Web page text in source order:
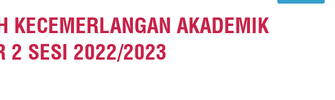
KECEMERLANGAN AKADEMIK
2 SESI 2022/2023